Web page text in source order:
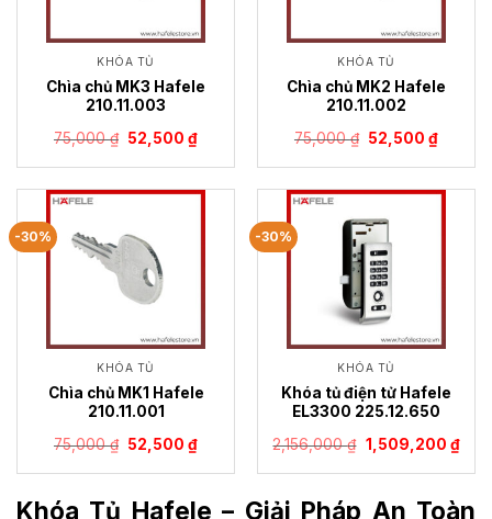
KHÓA TỦ
Chìa chủ MK3 Hafele
210.11.003
75,000₫ Giá
gốc
là:
52,500₫Giá
tại
52,500 ₫.
KHÓA TỦ
Chìa chủ MK2 Hafele
210.11.002
75,000₫ Giá
gốc
là:
52,500₫Giá
tại
52,500
-30%
KHÓA TỦ
Chìa chủ MK1 Hafele
210.11.001
75,000₫ Giá
gốc
là:
52,500₫Giá
tại
52,500 ₫.
-30%
KHÓA TỦ
Khóa tủ điện tử Hafele
EL3300 225.12.650
2,156,000₫ Giá
gốc
là:
1,509,200 ₫Giá
hiện
tại
Khóa Tủ Hafele – Giải Pháp An Toàn